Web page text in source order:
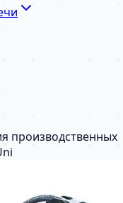
производственных